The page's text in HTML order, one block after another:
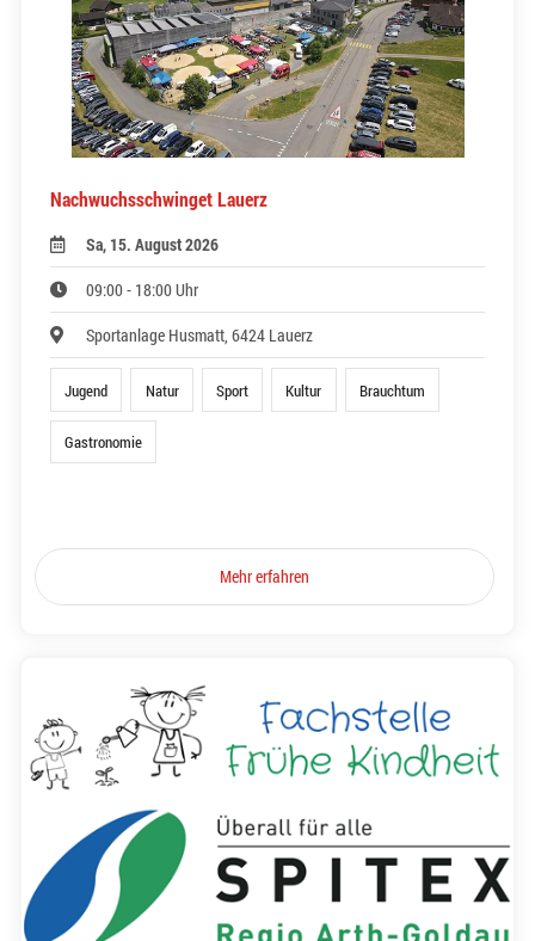
Nachwuchsschwinget Lauerz
Sa, 15. August 2026
09:00 - 18:00 Uhr
Sportanlage Husmatt, 6424 Lauerz
Jugend Natur Sport Kultur Brauchtum
Gastronomie
Mehr erfahren